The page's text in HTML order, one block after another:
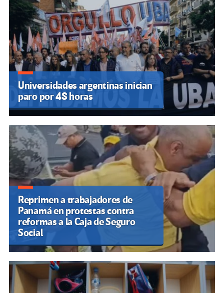
Universidades argentinas inician
paro por 48 horas
Reprimen a trabajadores de
Panamá en protestas contra
reformas a la Caja de Seguro
Social